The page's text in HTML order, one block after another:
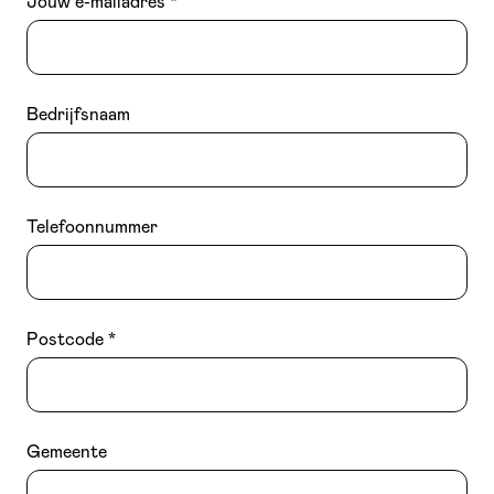
Bedrijfsnaam
Telefoonnummer
Postcode
Gemeente